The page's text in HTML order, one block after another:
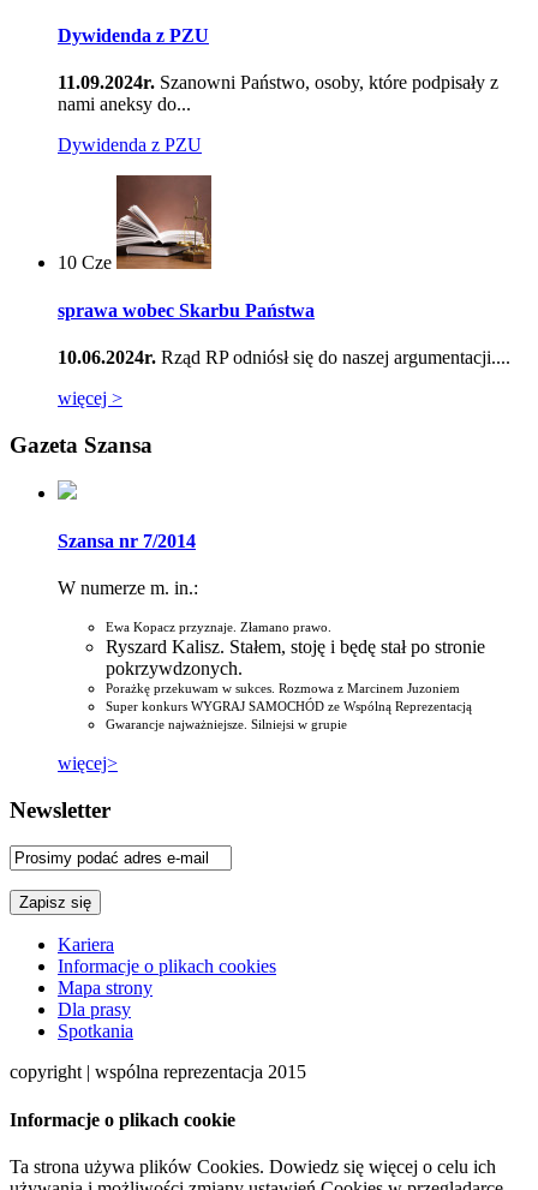
Dywidenda z PZU
11.09.2024r. Szanowni Państwo, osoby, które podpisały z
nami aneksy do...
Dywidenda z PZU
10 Cze
sprawa wobec Skarbu Państwa
10.06.2024r. Rząd RP odniósł się do naszej argumentacji....
więcej >
Gazeta Szansa
Szansa nr 7/2014
W numerze m. in.:
Ewa Kopacz przyznaje. Złamano prawo.
Ryszard Kalisz. Stałem, stoję i będę stał po stronie
pokrzywdzonych.
Porażkę przekuwam w sukces. Rozmowa z Marcinem Juzoniem
Super konkurs WYGRAJ SAMOCHÓD ze Wspólną Reprezentacją
Gwarancje najważniejsze. Silniejsi w grupie
więcej>
Newsletter
Kariera
Informacje o plikach cookies
Mapa strony
Dla prasy
Spotkania
copyright | wspólna reprezentacja 2015
Informacje o plikach cookie
Ta strona używa plików Cookies. Dowiedz się więcej o celu ich